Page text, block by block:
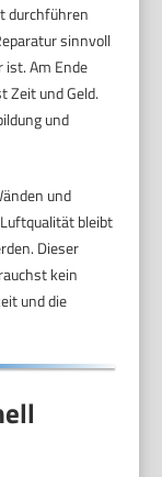
durchführen
sinnvoll
Am Ende
Zeit und Geld.
und
und
bleibt
Dieser
kein
und die